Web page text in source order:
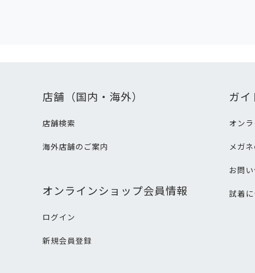
店舗（国内・海外）
店舗検索
海外店舗のご案内
オンラインショップ会員情報
ログイン
新規会員登録
ガイ
オン
メガ
お問
試着